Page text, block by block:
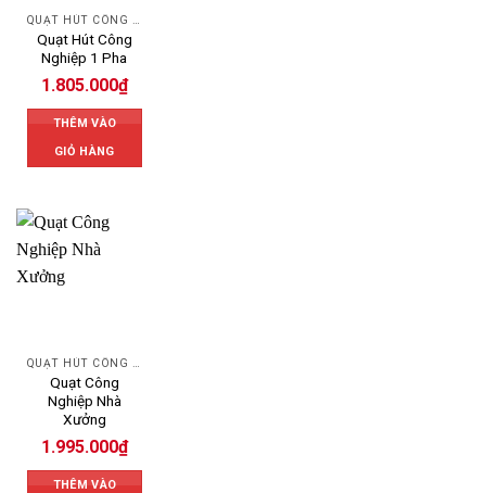
Quạt Hút Công
Nghiệp 1 Pha
1.805.000₫
THÊM VÀO
GIỎ HÀNG
Quạt Công
Nghiệp Nhà
Xưởng
1.995.000₫
THÊM VÀO